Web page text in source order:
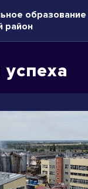
образование
район